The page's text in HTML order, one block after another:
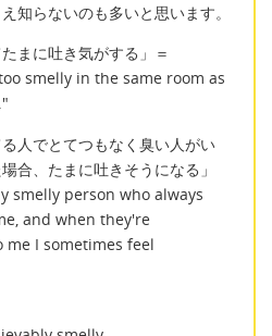
知らないのも多いと思います。
まに吐き気がする」＝
smelly in the same room as
人でとてつもなく臭い人がい
合、たまに吐きそうになる」
smelly person who always
and when they're
I sometimes feel